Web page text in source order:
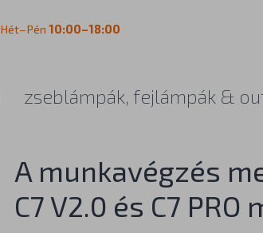
Hét–Pén 10:00–18:00
zseblámpák, fejlámpák &
A munkavégzés
C7 V2.0 és C7